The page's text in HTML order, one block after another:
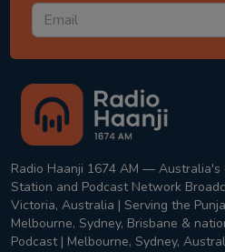
Radio Haanji 1674 AM — Australia's
Station and Podcast Network
Victoria, Australia | Serving the
Melbourne, Sydney, Brisbane &
Podcast | Melbourne, Sydney,